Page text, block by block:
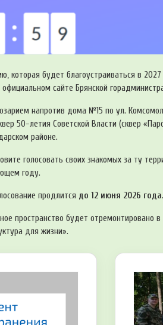
которая будет благоустраиваться в
сайте Брянской
напротив дома №15 по ул.
50-летия Советской Власти (сквер
районе.
голосовать своих знакомых за ту
году.
продлится до 12 июня 2026 года.
пространство будет
для жизни».